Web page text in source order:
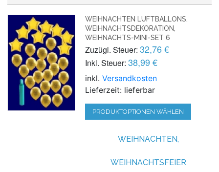
WEIHNACHTEN LUFTBALLONS,
WEIHNACHTSDEKORATION,
WEIHNACHTS-MINI-SET 6
Zuzügl. Steuer: 32,76 €
Inkl. Steuer: 38,99 €
inkl.Versandkosten
Lieferzeit: lieferbar
PRODUKTOPTIONEN WÄHLEN
WEIHNACHTEN,
WEIHNACHTSFEIER